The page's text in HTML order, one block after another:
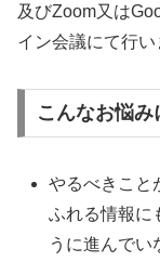
及びZoom又は
イン会議にて行い
こんなお悩
やるべきこと
ふれる情報に
うに進んでい